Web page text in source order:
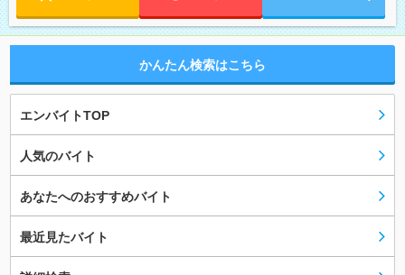
かんたん検索はこちら
エンバイトTOP
人気のバイト
あなたへのおすすめバイト
最近見たバイト